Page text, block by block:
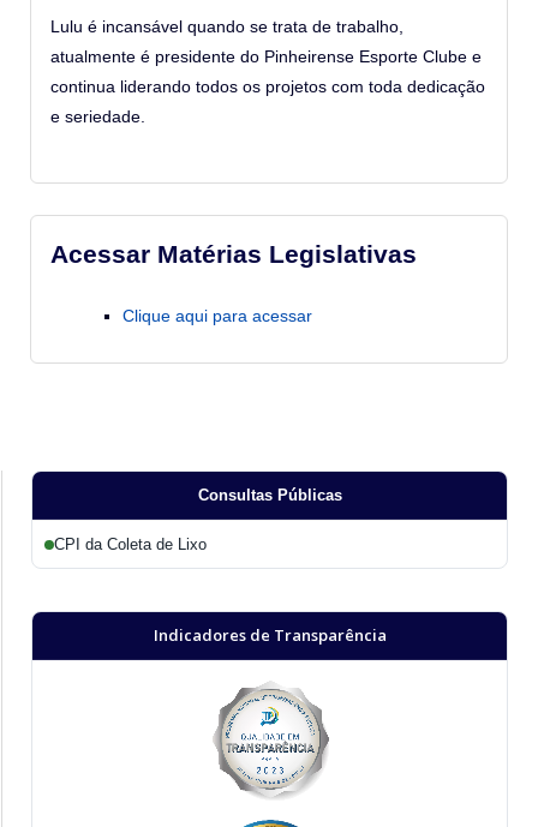
Lulu é incansável quando se trata de trabalho,
atualmente é presidente do Pinheirense Esporte Clube e
continua liderando todos os projetos com toda dedicação
e seriedade.
Acessar Matérias Legislativas
Clique aqui para acessar
Consultas Públicas
CPI da Coleta de Lixo
Indicadores de Transparência